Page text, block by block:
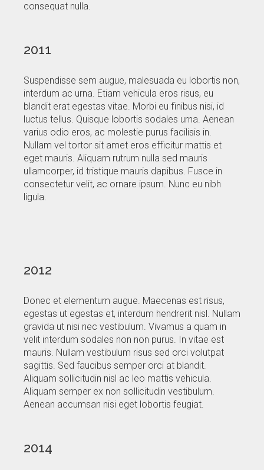
consequat nulla.
2011
Suspendisse sem augue, malesuada eu lobortis non,
interdum ac urna. Etiam vehicula eros risus, eu
blandit erat egestas vitae. Morbi eu finibus nisi, id
luctus tellus. Quisque lobortis sodales urna. Aenean
varius odio eros, ac molestie purus facilisis in.
Nullam vel tortor sit amet eros efficitur mattis et
eget mauris. Aliquam rutrum nulla sed mauris
ullamcorper, id tristique mauris dapibus. Fusce in
consectetur velit, ac ornare ipsum. Nunc eu nibh
ligula.
2012
Donec et elementum augue. Maecenas est risus,
egestas ut egestas et, interdum hendrerit nisl. Nullam
gravida ut nisi nec vestibulum. Vivamus a quam in
velit interdum sodales non non purus. In vitae est
mauris. Nullam vestibulum risus sed orci volutpat
sagittis. Sed faucibus semper orci at blandit.
Aliquam sollicitudin nisl ac leo mattis vehicula.
Aliquam semper ex non sollicitudin vestibulum.
Aenean accumsan nisi eget lobortis feugiat.
2014